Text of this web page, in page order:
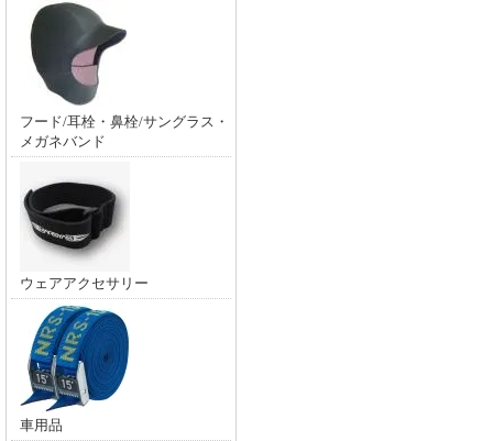
フード/耳栓・鼻栓/サングラス・
メガネバンド
ウェアアクセサリー
車用品